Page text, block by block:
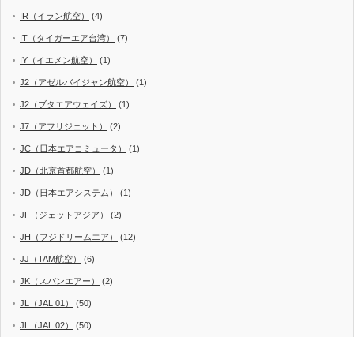
IR（イラン航空） (4)
IT（タイガーエア台湾） (7)
IY（イエメン航空） (1)
J2（アゼルバイジャン航空） (1)
J2（ブタエアウェイズ） (1)
J7（アフリジェット） (2)
JC（日本エアコミュータ） (1)
JD（北京首都航空） (1)
JD（日本エアシステム） (1)
JF（ジェットアジア） (2)
JH（フジドリームエア） (12)
JJ（TAM航空） (6)
JK（スパンエアー） (2)
JL（JAL 01） (50)
JL（JAL 02） (50)